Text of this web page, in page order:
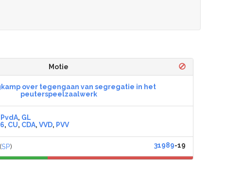
Motie
over tegengaan van segregatie in het
peuterspeelzaalwerk
PvdA, GL
, CU, CDA, VVD, PVV
(SP) 31989-19